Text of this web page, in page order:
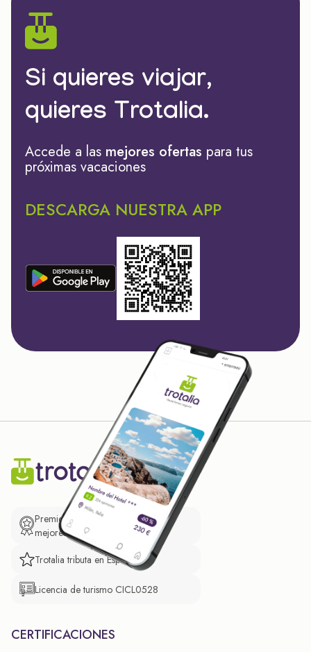
Si quieres viajar,
quieres Trotalia.
Accede a las mejores ofertas para tus
próximas vacaciones
DESCARGA NUESTRA APP
Premio de El Confidencial a las
mejores prácticas empresariales.
Trotalia tributa en España
Licencia de turismo CICL0528
CERTIFICACIONES